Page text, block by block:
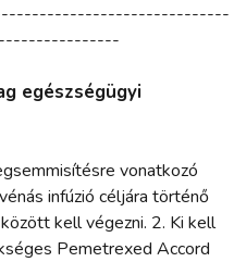
egészségügyi
vonatkozó
infúzió céljára történő
kell végezni. 2. Ki kell
Pemetrexed Accord